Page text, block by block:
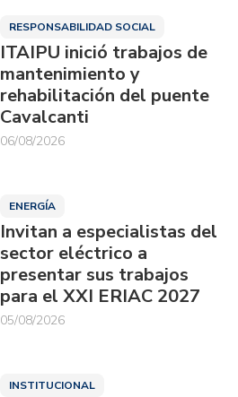
RESPONSABILIDAD SOCIAL
ITAIPU inició trabajos de
mantenimiento y
rehabilitación del puente
Cavalcanti
06/08/2026
ENERGÍA
Invitan a especialistas del
sector eléctrico a
presentar sus trabajos
para el XXI ERIAC 2027
05/08/2026
INSTITUCIONAL